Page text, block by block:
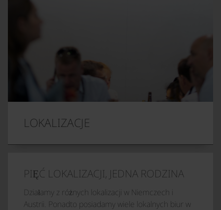
LOKALIZACJE
PIĘĆ LOKALIZACJI, JEDNA RODZINA
Działamy z różnych lokalizacji w Niemczech i
Austrii. Ponadto posiadamy wiele lokalnych biur w